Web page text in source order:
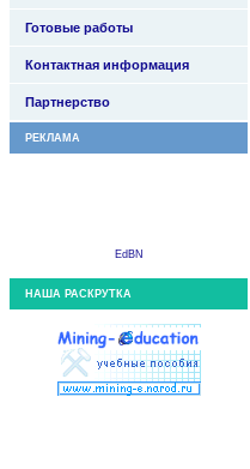
Готовые работы
Контактная информация
Партнерство
РЕКЛАМА
EdBN
НАША РАСКРУТКА